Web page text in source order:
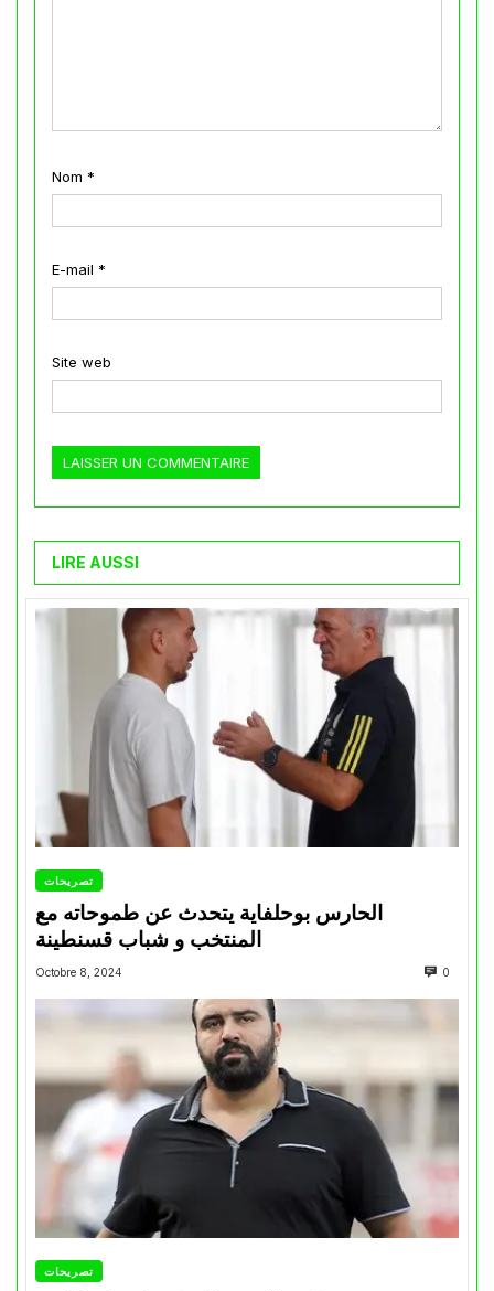
Nom *
E-mail *
Site web
LIRE AUSSI
تصريحات
الحارس بوحلفاية يتحدث عن طموحاته مع
المنتخب و شباب قسنطينة
Octobre 8, 2024 0
تصريحات